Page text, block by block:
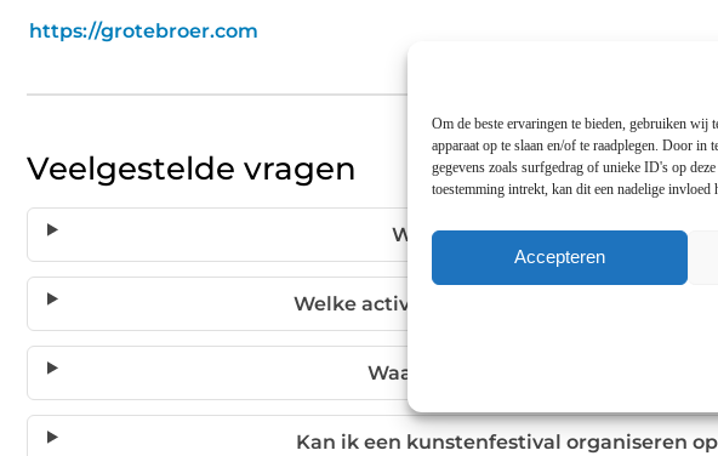
Om de beste ervaringen te bieden, gebruiken wij
apparaat op te slaan en/of te raadplegen. Door in
gegevens zoals surfgedrag of unieke ID's op
toestemming intrekt, kan dit een nadelige invloed
Accepteren
https://grotebroer.com
Veelgestelde vragen
Wat is een dagproject
Welke activiteiten kunnen tijdens een
Waarom is kunst en cultuur
Kan ik een kunstenfestival organiseren